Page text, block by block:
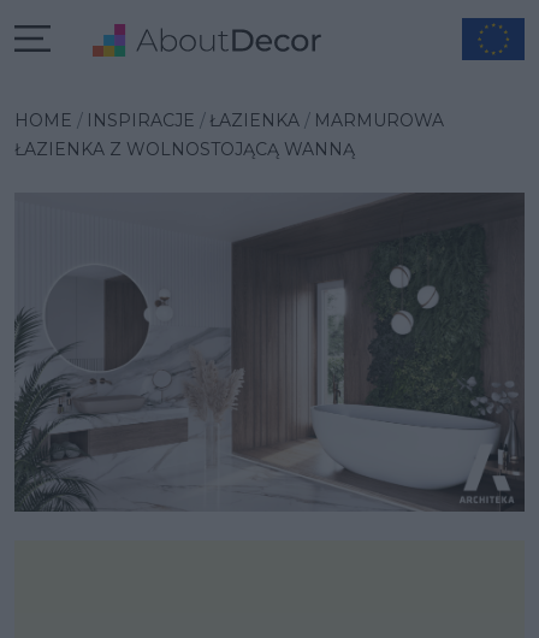
HOME INSPIRACJE ŁAZIENKA
MARMUROWA
ŁAZIENKA Z WOLNOSTOJĄCĄ WANNĄ